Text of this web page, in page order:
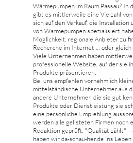
Wärmepumpen im Raum Passau? In
gibt es mittlerweile eine Vielzahl
sich auf den Verkauf, die Installation
von Wärmepumpen spezialisiert
Möglichkeit, regionale Anbieter zu
Recherche im Internet ... oder
Viele Unternehmen haben
professionelle Website, auf der sie
Produkte präsentieren.
Bei uns empfehlen vornehmlich
mittelständische Unternehmer aus
andere Unternehmer, die sie gut
Produkte oder Dienstleistung sie
eine persönliche Empfehlung
werden alle gelisteten Firmen noch
Redaktion geprüft. "Qualität zählt" –
haben wir da-schau-her.de ins Leben